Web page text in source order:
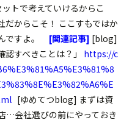
トで考えていけるからこ
だからこそ！ ここすもではか
ですよ。
[関連記事] [blog]
すべきことは？」 https://c
[ゆめてつblog] まずは資
…会社選びの前にやっておき